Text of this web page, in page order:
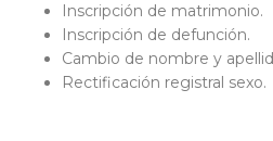
Inscripción de matrimonio.
Inscripción de defunción.
Cambio de nombre y
Rectificación registral sexo.